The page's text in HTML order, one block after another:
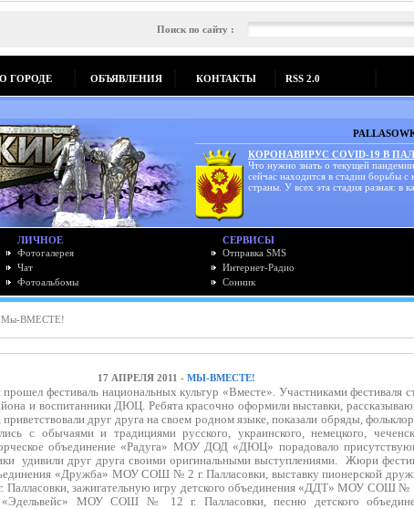
Поиск по сайту :
О ГОРОДЕ ОБЪЯВЛЕНИЯ КОНТАКТЫ RSS 2.0
КОРОНАВИРУС COVID-19 В
Что нужно знать о текущей
сейчас находится в стадии борьбы
страны. У всех эта стадия разная: в
ЛИЧНОЕ
Фотогалерея
Чат
Фотоальбомы
СЕРВИСЫ
Отправка SMS
Интернет-Радио
Сонник
Мы-ВМЕСТЕ!
17 АПРЕЛЯ 2011 - МЫ-ВМЕСТЕ!
фестиваль национальных культур «Вместе». Участниками фестиваля
и воспитанники ДЮЦ. Ребята красочно оформили выставки,
друг друга на своем родном языке, показали обряды,
с обычаями и традициями русского, украинского, немецкого,
объединение «Радуга» МОУ ДОД «ДЮЦ» порадовало
удивили друг друга своими оригинальными выступлениями. Жюри
«Дружба» МОУ СОШ № 2 г. Палласовки, выставку пионерской
зажигательную игру детского объединения «ДДТ» МОУ СОШ №
«Эдельвейс» МОУ СОШ № 12 г. Палласовки, песню детского